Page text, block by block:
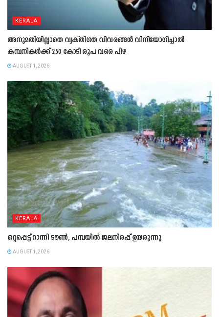
KERALA
അനുമതിയില്ലാതെ വ്യക്തിഗത വിവരങ്ങൾ വിനിയോഗിച്ചാൽ
കമ്പനികൾക്ക് 250 കോടി രൂപ വരെ പിഴ
AUGUST 1, 2026
KERALA
ഒറ്റപ്പെട്ട് റാന്നി ടൗൺ, പമ്പയിൽ ജലനിരപ്പ് ഉയരുന്നു
AUGUST 1, 2026